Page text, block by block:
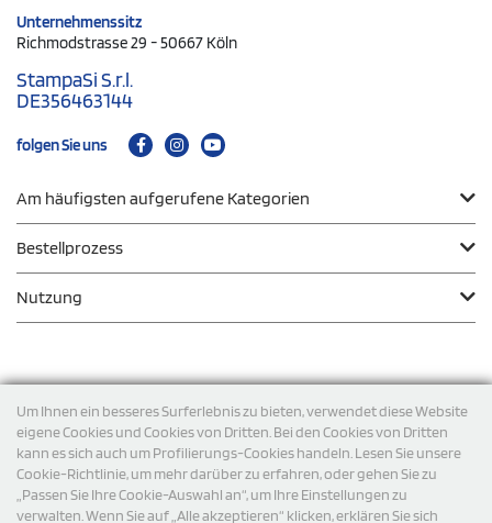
Um Ihnen ein besseres Surferlebnis zu bieten, verwendet diese Website
eigene Cookies und Cookies von Dritten. Bei den Cookies von Dritten
kann es sich auch um Profilierungs-Cookies handeln. Lesen Sie unsere
Cookie-Richtlinie, um mehr darüber zu erfahren, oder gehen Sie zu
„Passen Sie Ihre Cookie-Auswahl an“, um Ihre Einstellungen zu
verwalten. Wenn Sie auf „Alle akzeptieren“ klicken, erklären Sie sich
Unternehmenssitz
Richmodstrasse 29 - 50667 Köln
StampaSi S.r.l.
DE356463144
folgen Sie uns
Am häufigsten aufgerufene Kategorien
Bestellprozess
Nutzung
Versand